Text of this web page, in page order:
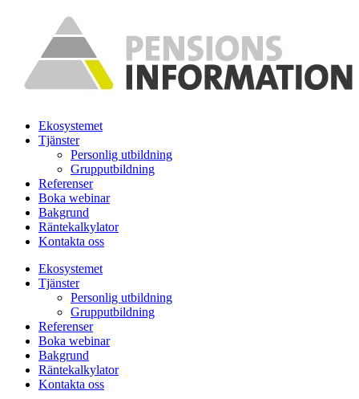
Ekosystemet
Tjänster
Personlig utbildning
Grupputbildning
Referenser
Boka webinar
Bakgrund
Räntekalkylator
Kontakta oss
Ekosystemet
Tjänster
Personlig utbildning
Grupputbildning
Referenser
Boka webinar
Bakgrund
Räntekalkylator
Kontakta oss